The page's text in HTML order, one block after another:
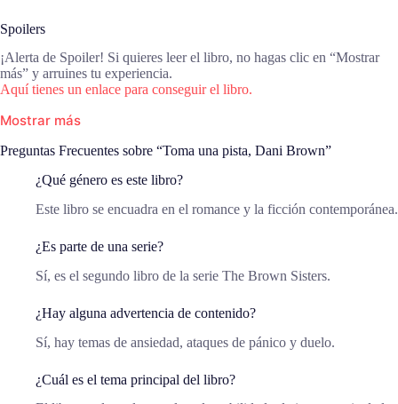
Spoilers
¡Alerta de Spoiler! Si quieres leer el libro, no hagas clic en “Mostrar
más” y arruines tu experiencia.
Aquí tienes un enlace para conseguir el libro.
Mostrar más
Preguntas Frecuentes sobre “Toma una pista, Dani Brown”
¿Qué género es este libro?
Este libro se encuadra en el romance y la ficción contemporánea.
¿Es parte de una serie?
Sí, es el segundo libro de la serie The Brown Sisters.
¿Hay alguna advertencia de contenido?
Sí, hay temas de ansiedad, ataques de pánico y duelo.
¿Cuál es el tema principal del libro?